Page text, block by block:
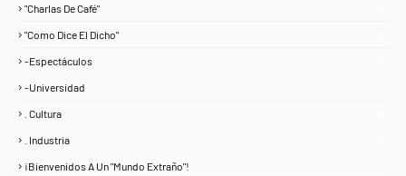
"Charlas De Café"
"Como Dice El Dicho"
-Espectáculos
-Universidad
. Cultura
. Industria
¡Bienvenidos A Un "Mundo Extraño"!